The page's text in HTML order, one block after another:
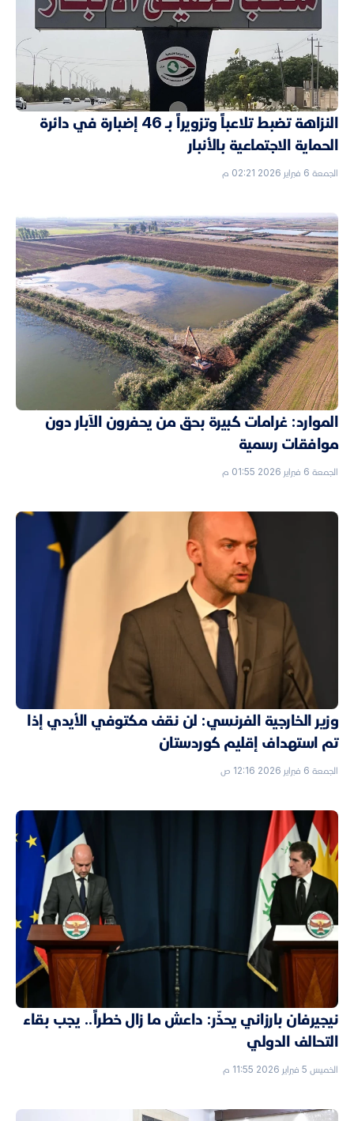
النزاهة تضبط تلاعباً وتزويراً بـ 46 إضبارة في دائرة
الحماية الاجتماعية بالأنبار
الجمعة 6 فبراير 2026 02:21 م
الموارد: غرامات كبيرة بحق من يحفرون الآبار دون
موافقات رسمية
الجمعة 6 فبراير 2026 01:55 م
وزير الخارجية الفرنسي: لن نقف مكتوفي الأيدي إذا
تم استهداف إقليم كوردستان
الجمعة 6 فبراير 2026 12:16 ص
نيجيرفان بارزاني يحذّر: داعش ما زال خطراً.. يجب بقاء
التحالف الدولي
الخميس 5 فبراير 2026 11:55 م